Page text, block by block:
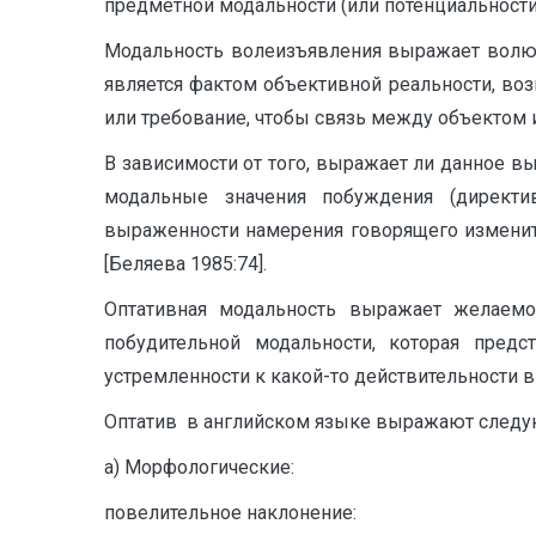
предметной модальности (или
Модальность волеизъявления выражает
является фактом объективной реальности,
или требование, чтобы связь между объектом
В зависимости от того, выражает ли данное
модальные значения побуждения
выраженности намерения говорящего
[Беляева 1985:74].
Оптативная модальность выражает
побудительной модальности, которая
устремленности к какой-то
Оптатив в английском языке выражают
а) Морфологические:
повелительное наклонение: